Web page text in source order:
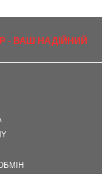
- ВАШ НАДІЙНИЙ